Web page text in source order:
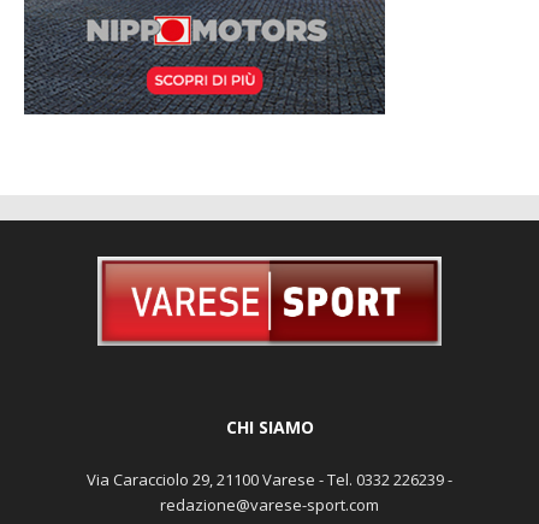
CHI SIAMO
Via Caracciolo 29, 21100 Varese - Tel. 0332 226239 -
redazione@varese-sport.com